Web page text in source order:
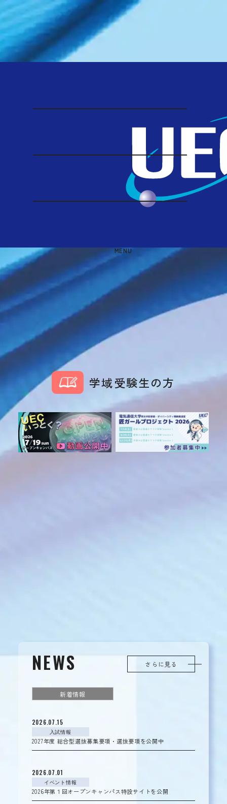
MENU
学域受験生の方
NEWS
新着情報
2026.07.15
入試情報
2027年度 総合型選抜募集要項・選抜要項を公開中
2026.07.01
イベント情報
2026年第１回オープンキャンパス特設サイトを公開
さらに見る